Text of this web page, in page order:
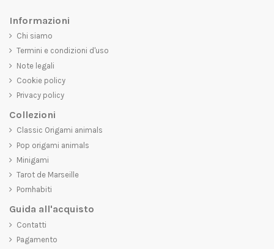
Informazioni
Chi siamo
Termini e condizioni d'uso
Note legali
Cookie policy
Privacy policy
Collezioni
Classic Origami animals
Pop origami animals
Minigami
Tarot de Marseille
Pornhabiti
Guida all'acquisto
Contatti
Pagamento